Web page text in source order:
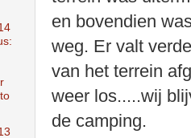
en bovendien
weg. Er valt
van het terrein
weer los.....wij
de camping.